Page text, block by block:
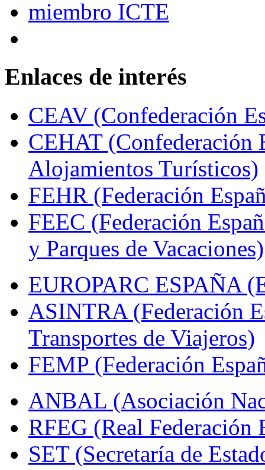
Enlaces de interés
CEAV (Confederación
CEHAT (Confederación
Alojamientos Turísticos)
FEHR (Federación
FEEC (Federación
y Parques de Vacaciones)
EUROPARC ESPAÑA
ASINTRA (Federación
Transportes de Viajeros)
FEMP (Federación
ANBAL (Asociación
RFEG (Real Federación
SET (Secretaría de